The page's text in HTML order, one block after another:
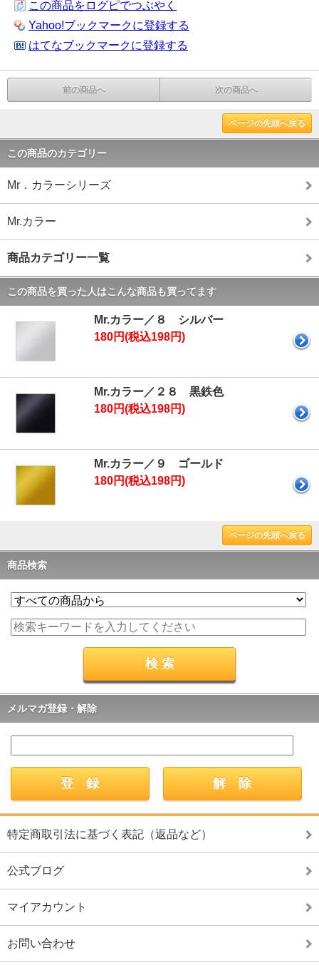
この商品をログピでつぶやく
Yahoo!ブックマークに登録する
はてなブックマークに登録する
前の商品へ 次の商品へ
ページの先頭へ戻る
この商品のカテゴリー
Mr．カラーシリーズ
Mr.カラー
商品カテゴリー一覧
この商品を買った人はこんな商品も買ってます
Mr.カラー／８ シルバー
180円(税込198円)
Mr.カラー／２８ 黒鉄色
180円(税込198円)
Mr.カラー／９ ゴールド
180円(税込198円)
ページの先頭へ戻る
商品検索
メルマガ登録・解除
特定商取引法に基づく表記（返品など）
公式ブログ
マイアカウント
お問い合わせ